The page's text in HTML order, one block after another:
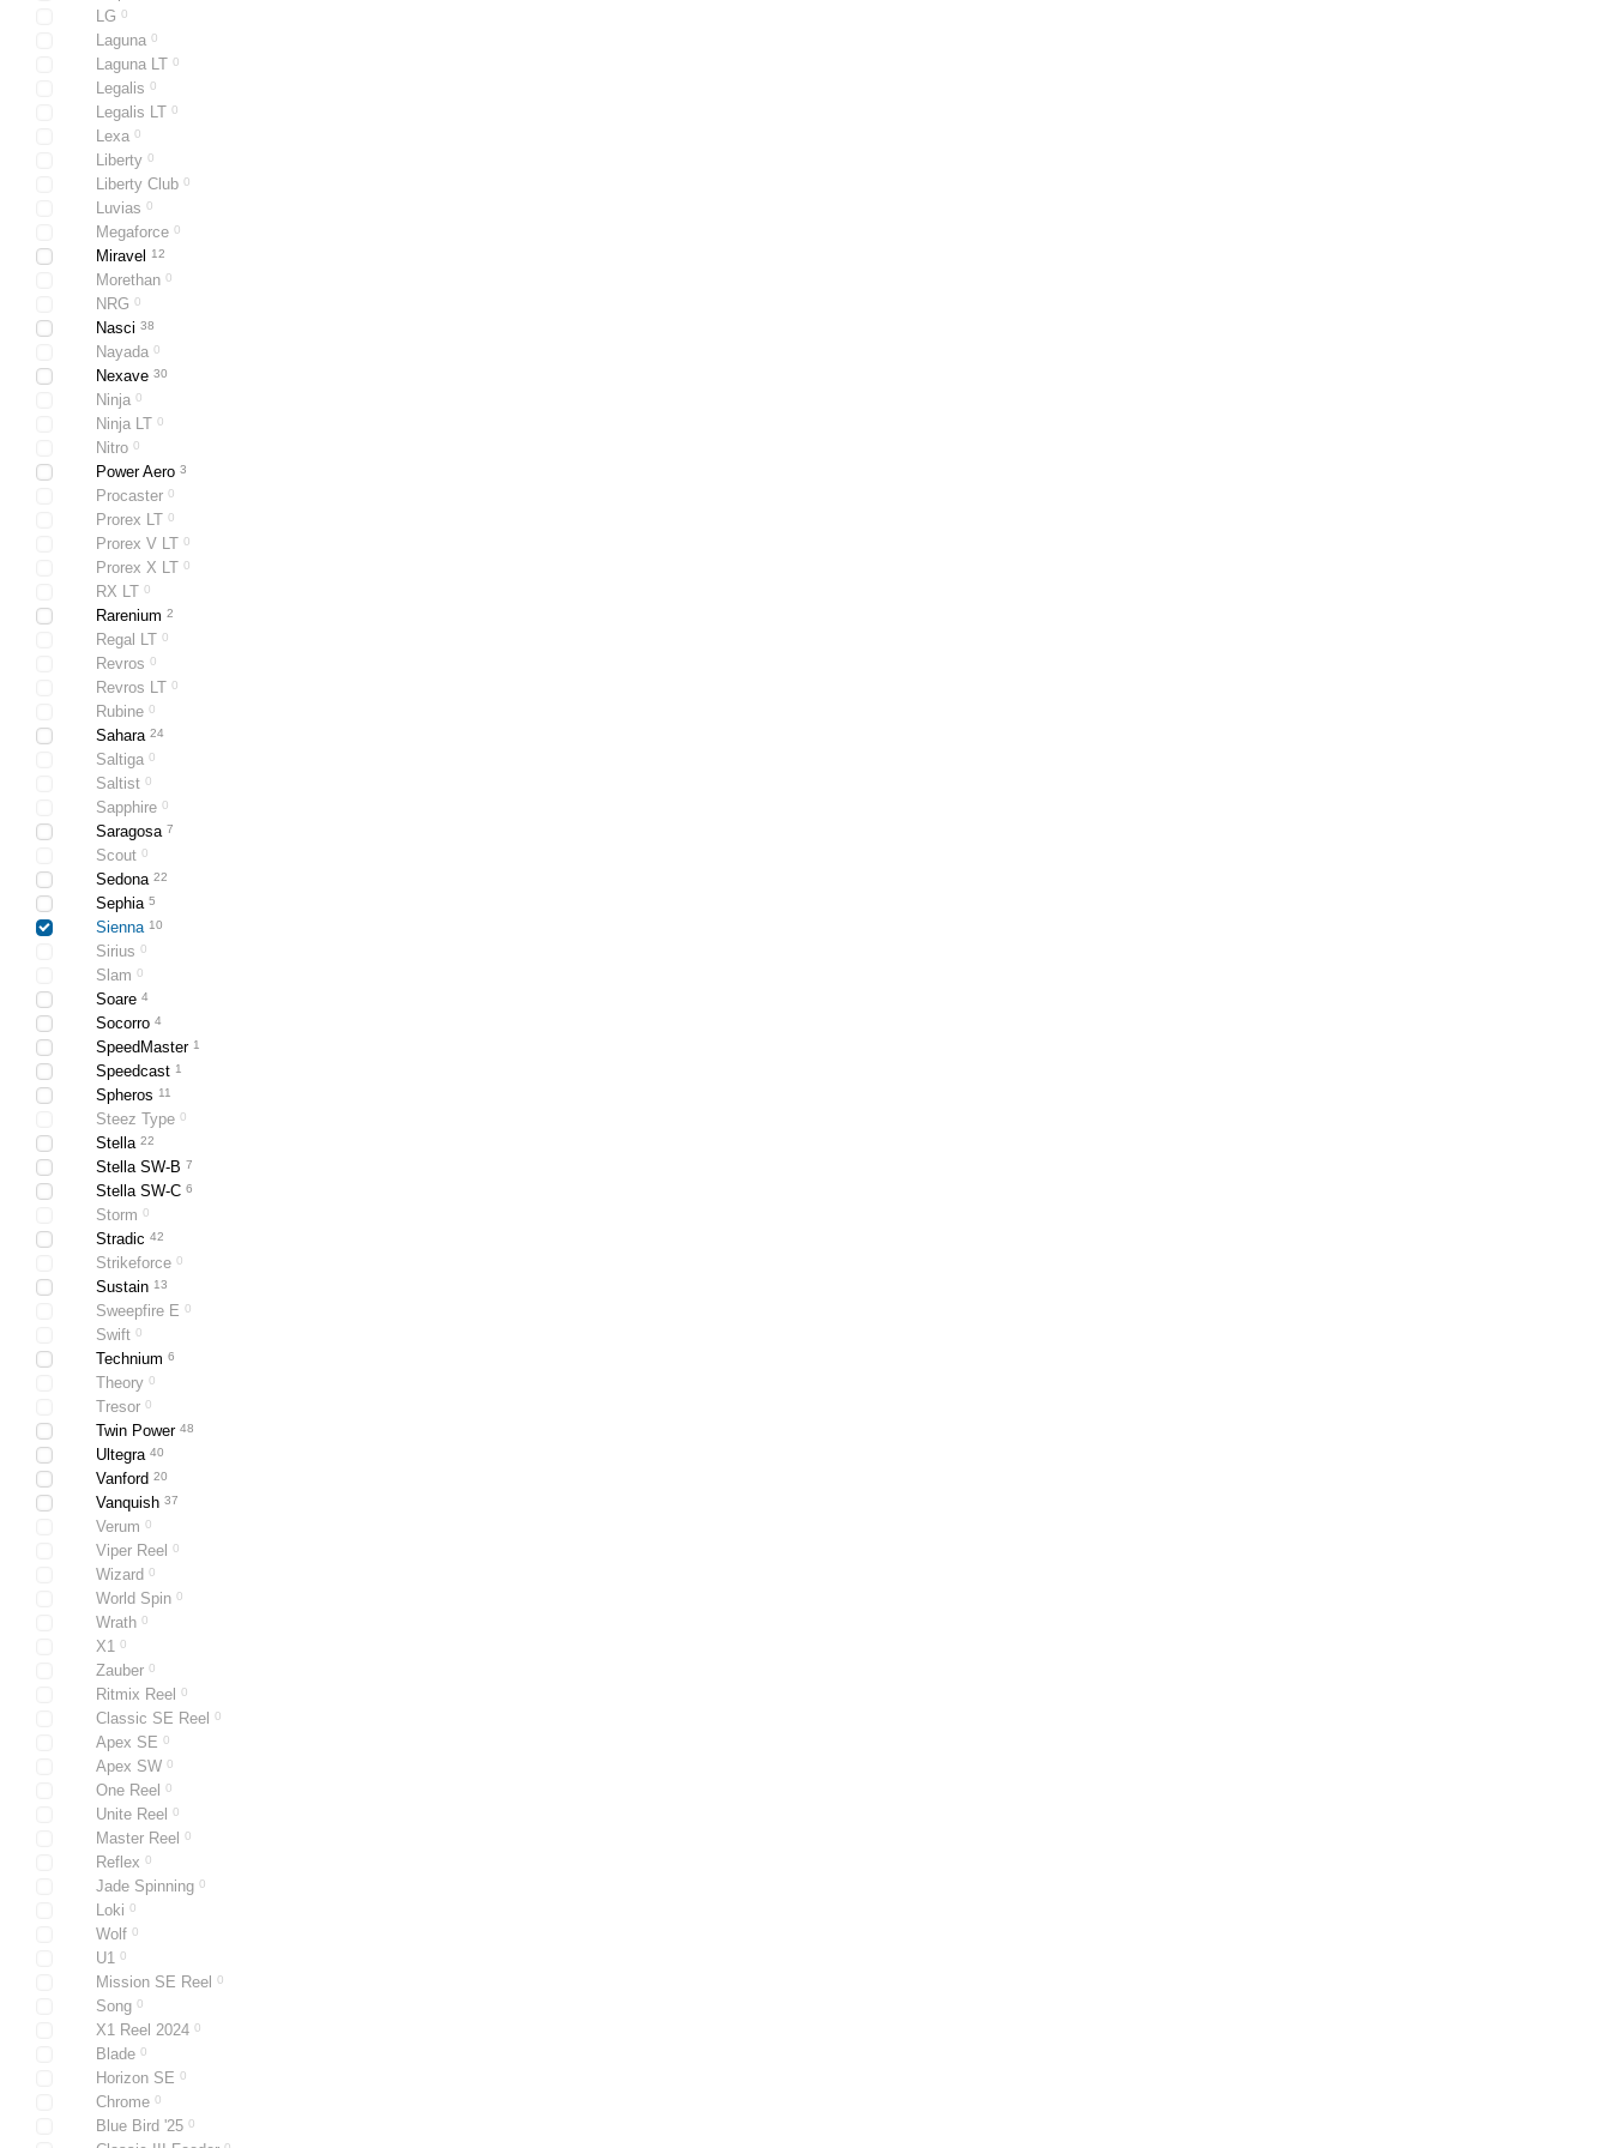
LG 0
Laguna 0
Laguna LT 0
Legalis 0
Legalis LT 0
Lexa 0
Liberty 0
Liberty Club 0
Luvias 0
Megaforce 0
Miravel 12
Morethan 0
NRG 0
Nasci 38
Nayada 0
Nexave 30
Ninja 0
Ninja LT 0
Nitro 0
Power Aero 3
Procaster 0
Prorex LT 0
Prorex V LT 0
Prorex X LT 0
RX LT 0
Rarenium 2
Regal LT 0
Revros 0
Revros LT 0
Rubine 0
Sahara 24
Saltiga 0
Saltist 0
Sapphire 0
Saragosa 7
Scout 0
Sedona 22
Sephia 5
Sienna 10
Sirius 0
Slam 0
Soare 4
Socorro 4
SpeedMaster 1
Speedcast 1
Spheros 11
Steez Type 0
Stella 22
Stella SW-B 7
Stella SW-C 6
Storm 0
Stradic 42
Strikeforce 0
Sustain 13
Sweepfire E 0
Swift 0
Technium 6
Theory 0
Tresor 0
Twin Power 48
Ultegra 40
Vanford 20
Vanquish 37
Verum 0
Viper Reel 0
Wizard 0
World Spin 0
Wrath 0
X1 0
Zauber 0
Ritmix Reel 0
Classic SE Reel 0
Apex SE 0
Apex SW 0
One Reel 0
Unite Reel 0
Master Reel 0
Reflex 0
Jade Spinning 0
Loki 0
Wolf 0
U1 0
Mission SE Reel 0
Song 0
X1 Reel 2024 0
Blade 0
Horizon SE 0
Chrome 0
Blue Bird '25 0